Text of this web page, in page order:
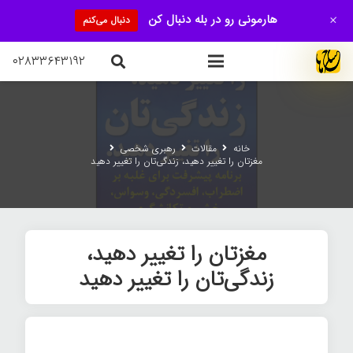
۰۲۸۳۳۶۴۳۱۹۲
خانه مقالات
رهبری شخصی
مغزتان را تغییر دهید، زندگی‌تان را تغییر دهید
مغزتان را تغییر دهید،
زندگی‌تان را تغییر دهید
هارمونی رو در بله دنبال کن دنبال می‌کنم +